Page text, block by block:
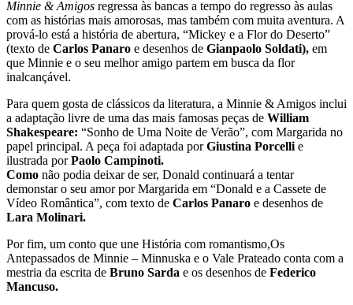
Minnie & Amigos regressa às bancas a tempo do regresso às aulas
com as histórias mais amorosas, mas também com muita aventura. A
prová-lo está a história de abertura, “Mickey e a Flor do Deserto”
(texto de Carlos Panaro e desenhos de Gianpaolo Soldati), em
que Minnie e o seu melhor amigo partem em busca da flor
inalcançável.
Para quem gosta de clássicos da literatura, a Minnie & Amigos inclui
a adaptação livre de uma das mais famosas peças de William
Shakespeare: “Sonho de Uma Noite de Verão”, com Margarida no
papel principal. A peça foi adaptada porGiustina Porcelli e
ilustrada porPaolo Campinoti.
Como não podia deixar de ser, Donald continuará a tentar
demonstar o seu amor por Margarida em “Donald e a Cassete de
Vídeo Romântica”, com texto de Carlos Panaro e desenhos de
Lara Molinari.
Por fim, um conto que une História com romantismo,Os
Antepassados de Minnie – Minnuska e o Vale Prateado conta com a
mestria da escrita de Bruno Sarda e os desenhos de Federico
Mancuso.